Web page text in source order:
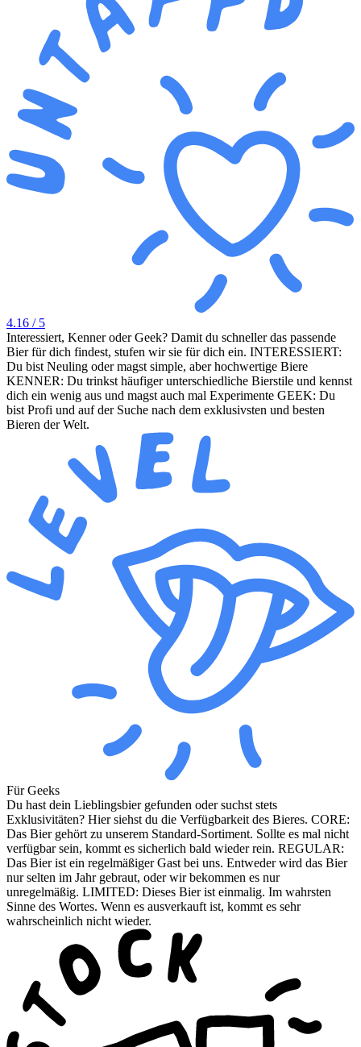
4.16 / 5
Interessiert, Kenner oder Geek? Damit du schneller das passende
Bier für dich findest, stufen wir sie für dich ein. INTERESSIERT:
Du bist Neuling oder magst simple, aber hochwertige Biere
KENNER: Du trinkst häufiger unterschiedliche Bierstile und kennst
dich ein wenig aus und magst auch mal Experimente GEEK: Du
bist Profi und auf der Suche nach dem exklusivsten und besten
Bieren der Welt.
Für Geeks
Du hast dein Lieblingsbier gefunden oder suchst stets
Exklusivitäten? Hier siehst du die Verfügbarkeit des Bieres. CORE:
Das Bier gehört zu unserem Standard-Sortiment. Sollte es mal nicht
verfügbar sein, kommt es sicherlich bald wieder rein. REGULAR:
Das Bier ist ein regelmäßiger Gast bei uns. Entweder wird das Bier
nur selten im Jahr gebraut, oder wir bekommen es nur
unregelmäßig. LIMITED: Dieses Bier ist einmalig. Im wahrsten
Sinne des Wortes. Wenn es ausverkauft ist, kommt es sehr
wahrscheinlich nicht wieder.